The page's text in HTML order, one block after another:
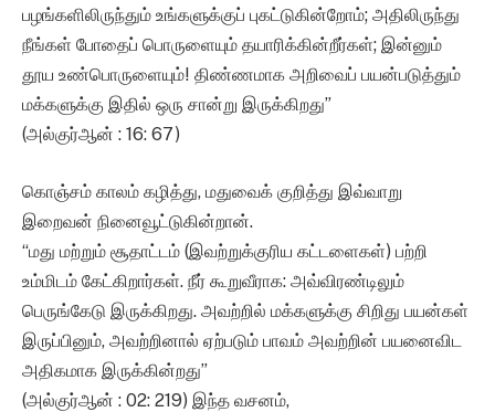
பழங்களிலிருந்தும் உங்களுக்குப் புகட்டுகின்றோம்; அதிலிருந்து
நீங்கள் போதைப் பொருளையும் தயாரிக்கின்றீர்கள்; இன்னும்
தூய உண்பொருளையும்! திண்ணமாக அறிவைப் பயன்படுத்தும்
மக்களுக்கு இதில் ஒரு சான்று இருக்கிறது”
(அல்குர்ஆன் : 16: 67)
கொஞ்சம் காலம் கழித்து, மதுவைக் குறித்து இவ்வாறு
இறைவன் நினைவூட்டுகின்றான்.
“மது மற்றும் சூதாட்டம் (இவற்றுக்குரிய கட்டளைகள்) பற்றி
உம்மிடம் கேட்கிறார்கள். நீர் கூறுவீராக: அவ்விரண்டிலும்
பெருங்கேடு இருக்கிறது. அவற்றில் மக்களுக்கு சிறிது பயன்கள்
இருப்பினும், அவற்றினால் ஏற்படும் பாவம் அவற்றின் பயனைவிட
அதிகமாக இருக்கின்றது”
(அல்குர்ஆன் : 02: 219) இந்த வசனம்,